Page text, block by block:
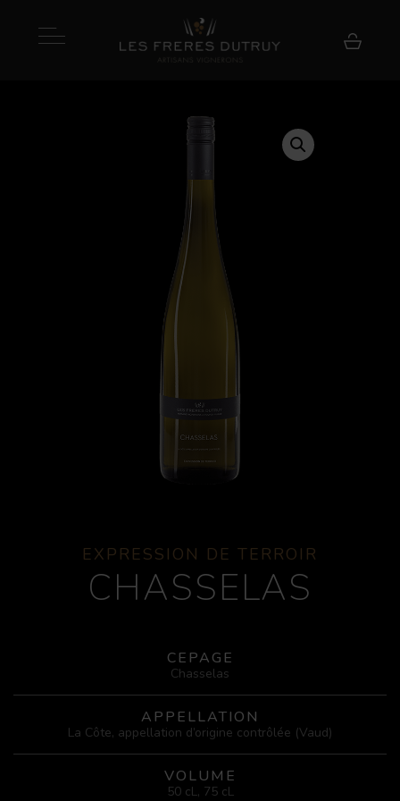
EXPRESSION DE TERROIR
CHASSELAS
CEPAGE
Chasselas
APPELLATION
La Côte, appellation d’origine contrôlée (Vaud)
VOLUME
50 cL, 75 cL